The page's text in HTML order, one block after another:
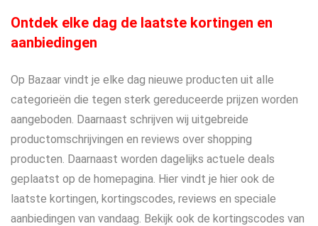
Ontdek elke dag de laatste kortingen en
aanbiedingen
Op Bazaar vindt je elke dag nieuwe producten uit alle
categorieën die tegen sterk gereduceerde prijzen worden
aangeboden. Daarnaast schrijven wij uitgebreide
productomschrijvingen en reviews over shopping
producten. Daarnaast worden dagelijks actuele deals
geplaatst op de homepagina. Hier vindt je hier ook de
laatste kortingen, kortingscodes, reviews en speciale
aanbiedingen van vandaag. Bekijk ook de kortingscodes van